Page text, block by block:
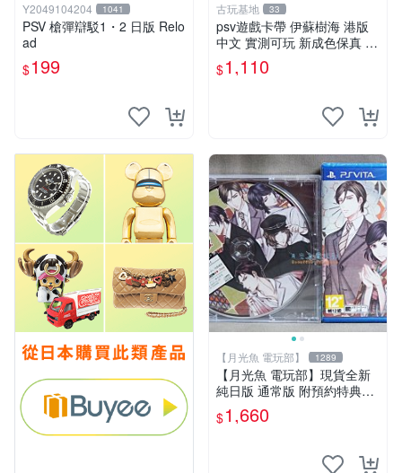
Y2049104204 1041
PSV 槍彈辯駁1・2 日版 Relo
ad
$199
古玩基地 33
psv遊戲卡帶 伊蘇樹海 港版
中文 實測可玩 新成色保真 伊
蘇樹海 psv 港文版
$1,110
【月光魚 電玩部】 1289
【月光魚 電玩部】現貨全新
純日版 通常版 附預約特典CD
PSV 飛舞於天涯、粹之花 普
通版 日版日文
$1,660